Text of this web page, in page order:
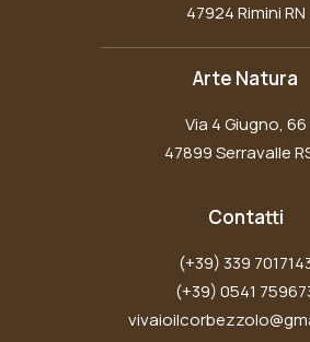
47924 Rimini RN
Arte Natura
Via 4 Giugno, 66
47899 Serravalle
Contatti
(+39) 339
(+39) 0541